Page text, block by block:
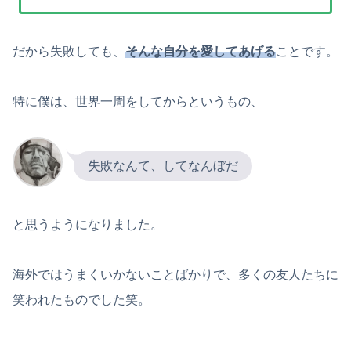
だから失敗しても、 そんな自分を愛してあげることです。
特に僕は、世界一周をしてからというもの、
失敗なんて、してなんぼだ
と思うようになりました。
海外ではうまくいかないことばかりで、多くの友人たちに
笑われたものでした笑。